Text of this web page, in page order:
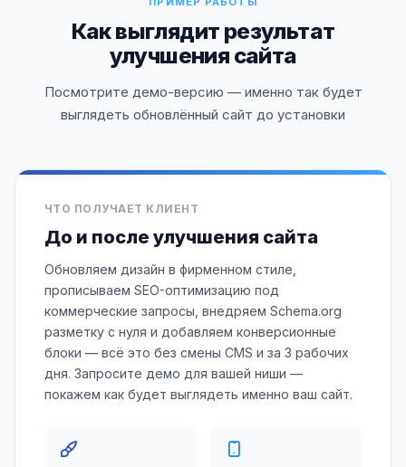
Как выглядит результат
улучшения сайта
Посмотрите демо-версию — именно так будет
выглядеть обновлённый сайт до установки
ЧТО ПОЛУЧАЕТ КЛИЕНТ
До и после улучшения сайта
Обновляем дизайн в фирменном стиле,
прописываем SEO-оптимизацию под
коммерческие запросы, внедряем Schema.org
разметку с нуля и добавляем конверсионные
блоки — всё это без смены CMS и за 3 рабочих
дня. Запросите демо для вашей ниши —
покажем как будет выглядеть именно ваш сайт.